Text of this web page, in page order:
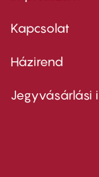
firstKapcsolat
Footer
second
Házirend
Jegyvásárlási